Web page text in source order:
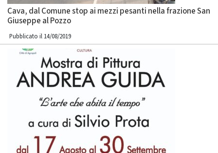
Cava, dal Comune stop ai mezzi pesanti nella frazione San
Giuseppe al Pozzo
Pubblicato il 14/08/2019